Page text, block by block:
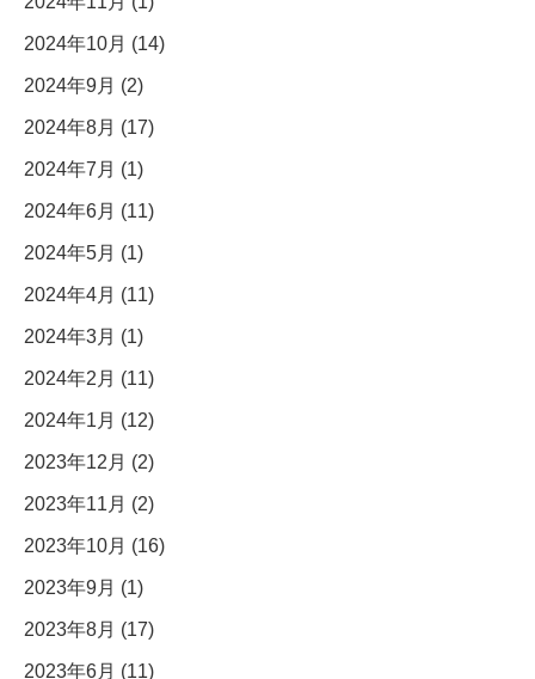
2024年10月 (14)
2024年9月 (2)
2024年8月 (17)
2024年7月 (1)
2024年6月 (11)
2024年5月 (1)
2024年4月 (11)
2024年3月 (1)
2024年2月 (11)
2024年1月 (12)
2023年12月 (2)
2023年11月 (2)
2023年10月 (16)
2023年9月 (1)
2023年8月 (17)
2023年6月 (11)